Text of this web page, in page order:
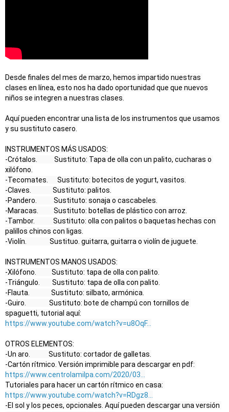
Desde finales del mes de marzo, hemos impartido nuestras
clases en línea, esto nos ha dado oportunidad que que nuevos
niños se integren a nuestras clases.
Aquí pueden encontrar una lista de los instrumentos que usamos
y su sustituto casero.
INSTRUMENTOS MÁS USADOS:
-Crótalos.           Sustituto: Tapa de olla con un palito, cucharas o
xilófono.
-Tecomates.      Sustituto: botecitos de yogurt, vasitos.
-Claves.              Sustituto: palitos.
-Pandero.           Sustituto: sonaja o cascabeles.
-Maracas.          Sustituto: botellas de plástico con arroz.
-Tambor.            Sustituto: olla con palitos o baquetas hechas con
palillos chinos con ligas.
-Violín.               Sustituo. guitarra, guitarra o violín de juguete.
INSTRUMENTOS MANOS USADOS:
-Xilófono.          Sustituto: tapa de olla con palito.
-Triángulo.        Sustituto: tapa de olla con palito.
-Flauta.              Sustituto: silbato, armónica.
-Guiro.               Sustituto: bote de champú con tornillos de
https://www.youtube.com/watch?v=u8OqF...
OTROS ELEMENTOS:
-Un aro.            Sustituto: cortador de galletas.
-Cartón rítmico. Versión imprimible para descargar en pdf:
https://www.centrolamilpa.com/2020/03...
Tutoriales para hacer un cartón rítmico en casa:
https://www.youtube.com/watch?v=RDgz8...
-El sol y los peces, opcionales. Aquí pueden descargar una versión